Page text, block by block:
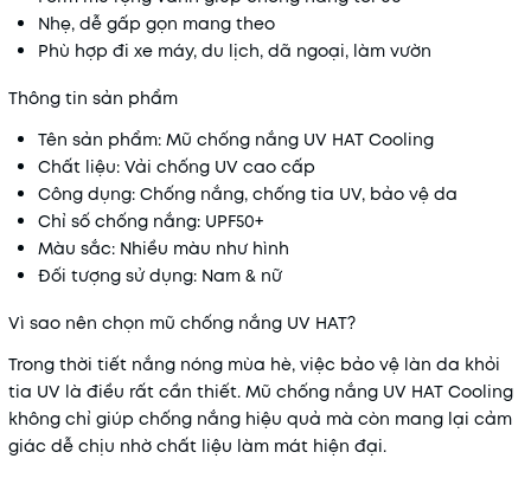
Nhẹ, dễ gấp gọn mang theo
Phù hợp đi xe máy, du lịch, dã ngoại, làm vườn
Thông tin sản phẩm
Tên sản phẩm: Mũ chống nắng UV HAT Cooling
Chất liệu: Vải chống UV cao cấp
Công dụng: Chống nắng, chống tia UV, bảo vệ da
Chỉ số chống nắng: UPF50+
Màu sắc: Nhiều màu như hình
Đối tượng sử dụng: Nam & nữ
Vì sao nên chọn mũ chống nắng UV HAT?
Trong thời tiết nắng nóng mùa hè, việc bảo vệ làn da khỏi
tia UV là điều rất cần thiết. Mũ chống nắng UV HAT Cooling
không chỉ giúp chống nắng hiệu quả mà còn mang lại cảm
giác dễ chịu nhờ chất liệu làm mát hiện đại.